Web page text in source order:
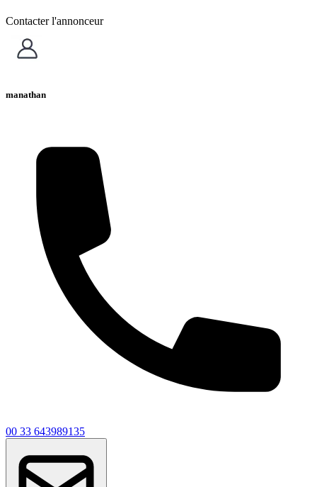
Contacter l'annonceur
manathan
00 33 643989135